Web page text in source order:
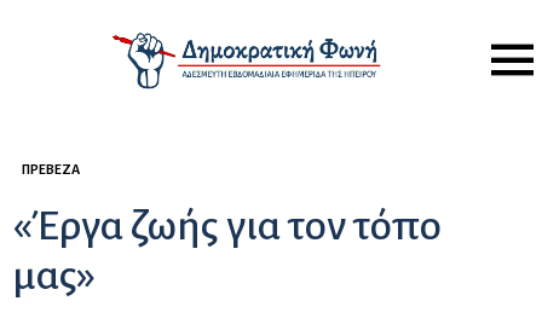
Menu
ΠΡΈΒΕΖΑ
«Έργα ζωής για τον τόπο
μας»